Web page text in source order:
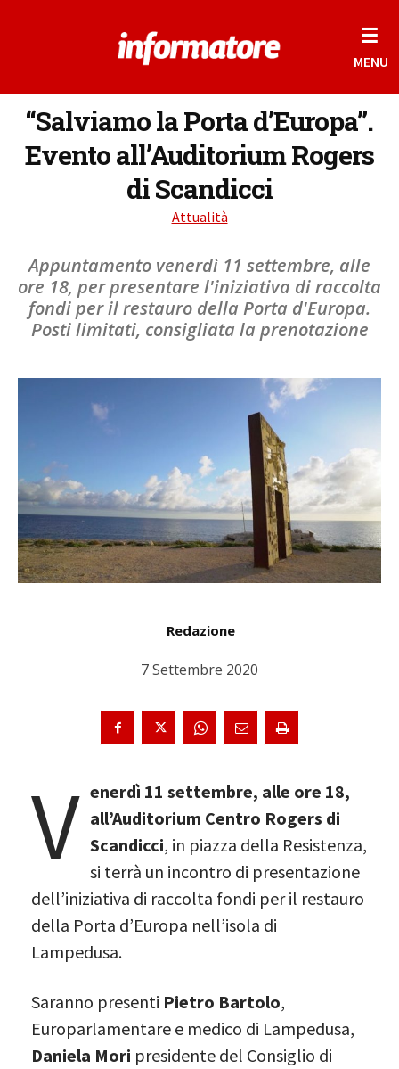
☰
MENU
“Salviamo la Porta d’Europa”.
Evento all’Auditorium Rogers
di Scandicci
Attualità
Appuntamento venerdì 11 settembre, alle
ore 18, per presentare l'iniziativa di raccolta
fondi per il restauro della Porta d'Europa.
Posti limitati, consigliata la prenotazione
Redazione
7 Settembre 2020
V enerdì 11 settembre, alle ore 18,
all’Auditorium Centro Rogers di
Scandicci, in piazza della Resistenza,
si terrà un incontro di presentazione
dell’iniziativa di raccolta fondi per il restauro
della Porta d’Europa nell’isola di
Lampedusa.
Saranno presenti Pietro Bartolo,
Europarlamentare e medico di Lampedusa,
Daniela Mori presidente del Consiglio di